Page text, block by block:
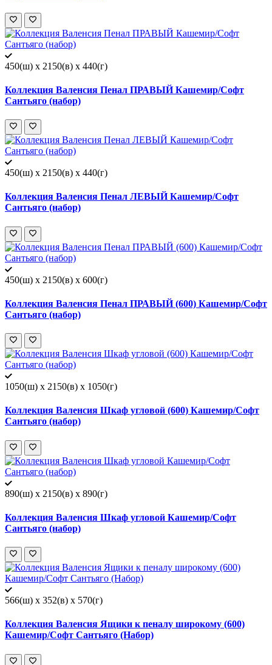
450(ш) x 2150(в) x 440(г)
Коллекция Валенсия Пенал ПРАВЫЙ Кашемир/Софт
Сантьяго (набор)
450(ш) x 2150(в) x 440(г)
Коллекция Валенсия Пенал ЛЕВЫЙ Кашемир/Софт
Сантьяго (набор)
450(ш) x 2150(в) x 600(г)
Коллекция Валенсия Пенал ПРАВЫЙ (600) Кашемир/Софт
Сантьяго (набор)
1050(ш) x 2150(в) x 1050(г)
Коллекция Валенсия Шкаф угловой (600) Кашемир/Софт
Сантьяго (набор)
890(ш) x 2150(в) x 890(г)
Коллекция Валенсия Шкаф угловой Кашемир/Софт
Сантьяго (набор)
566(ш) x 352(в) x 570(г)
Коллекция Валенсия Ящики к пеналу широкому (600)
Кашемир/Софт Сантьяго (Набор)